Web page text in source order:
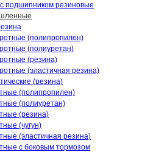
подшипником резиновые
(полипропилен)
(полиуретан)
(резина)
(эластичная резина)
(резина)
(полипропилен)
(полиуретан)
(резина)
(чугун)
(эластичная резина)
c боковым тормозом